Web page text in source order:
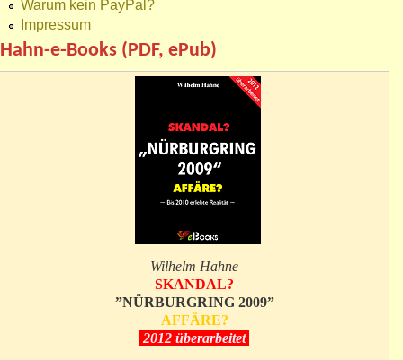
Warum kein PayPal?
Impressum
Hahn-e-Books (PDF, ePub)
Wilhelm Hahne
SKANDAL?
”NÜRBURGRING 2009”
AFFÄRE?
2012 überarbeitet